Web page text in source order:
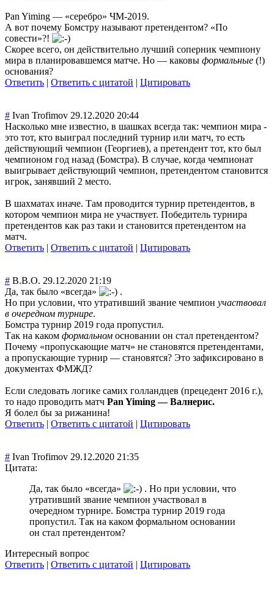
Pan Yiming — «серебро» ЧМ-2019.
А вот почему Бомстру называют претендентом? «По
совести»?!
Скорее всего, он действительно лучший соперник чемпиону
мира в планировавшемся матче. Но — каковы формальные (!)
основания?
Ответить | Ответить с цитатой | Цитировать
# Ivan Trofimov 29.12.2020 20:44
Насколько мне известно, в шашках всегда так: чемпион мира -
это тот, кто выиграл последний турнир или матч, то есть
действующий чемпион (Георгиев), а претендент тот, кто был
чемпионом год назад (Бомстра). В случае, когда чемпионат
выигрывает действующий чемпион, претендентом становится
игрок, занявший 2 место.
В шахматах иначе. Там проводится турнир претендентов, в
котором чемпион мира не участвует. Победитель турнира
претендентов как раз таки и становится претендентом на
матч.
Ответить | Ответить с цитатой | Цитировать
# В.В.О. 29.12.2020 21:19
Да, так было «всегда»
.
Но при условии, что утративший звание чемпион участвовал
в очередном турнире.
Бомстра турнир 2019 года пропустил.
Так на каком формальном основании он стал претендентом?
Почему «пропускающие матч» не становятся претендентами,
а пропускающие турнир — становятся? Это зафиксировано в
документах ФМЖД?
Если следовать логике самих голландцев (прецедент 2016 г.),
то надо проводить матч Pan Yiming — Валнерис.
Я болел бы за рижанина!
Ответить | Ответить с цитатой | Цитировать
# Ivan Trofimov 29.12.2020 21:35
Цитата:
Да, так было «всегда»
. Но при условии, что
утративший звание чемпион участвовал в
очередном турнире. Бомстра турнир 2019 года
пропустил. Так на каком формальном основании
он стал претендентом?
Интересный вопрос
Ответить | Ответить с цитатой | Цитировать